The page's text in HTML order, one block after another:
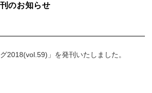
のお知らせ
2018(vol.59)」を発刊いたしました。